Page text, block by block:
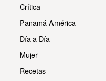
Crítica
Panamá América
Día a Día
Mujer
Recetas